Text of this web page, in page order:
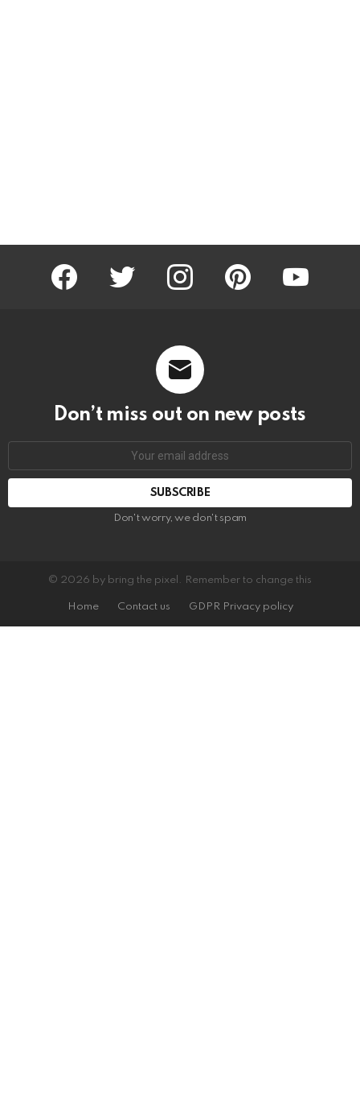
facebook twitter instagram pinterest youtube
Don’t miss out on new posts
Don't worry, we don't spam
© 2026 by bring the pixel. Remember to change this
Home Contact us GDPR Privacy policy